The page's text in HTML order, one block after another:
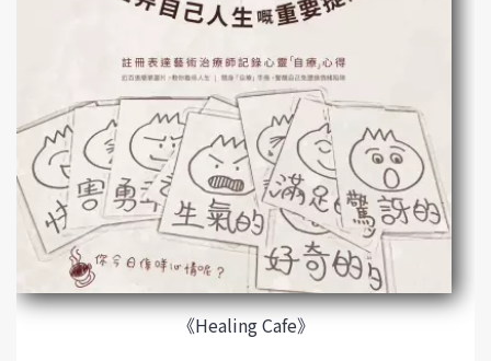
《Healing Cafe》